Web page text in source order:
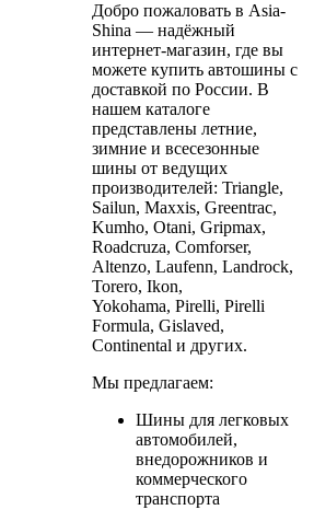
Добро пожаловать в Asia-
Shina — надёжный
интернет-магазин, где вы
можете купить автошины с
доставкой по России. В
нашем каталоге
представлены летние,
зимние и всесезонные
шины от ведущих
производителей: Triangle,
Sailun, Maxxis, Greentrac,
Kumho, Otani, Gripmax,
Roadcruza, Comforser,
Altenzo, Laufenn, Landrock,
Torero, Ikon,
Yokohama, Pirelli, Pirelli
Formula, Gislaved,
Continental и других.
Мы предлагаем:
Шины для легковых
автомобилей,
внедорожников и
коммерческого
транспорта